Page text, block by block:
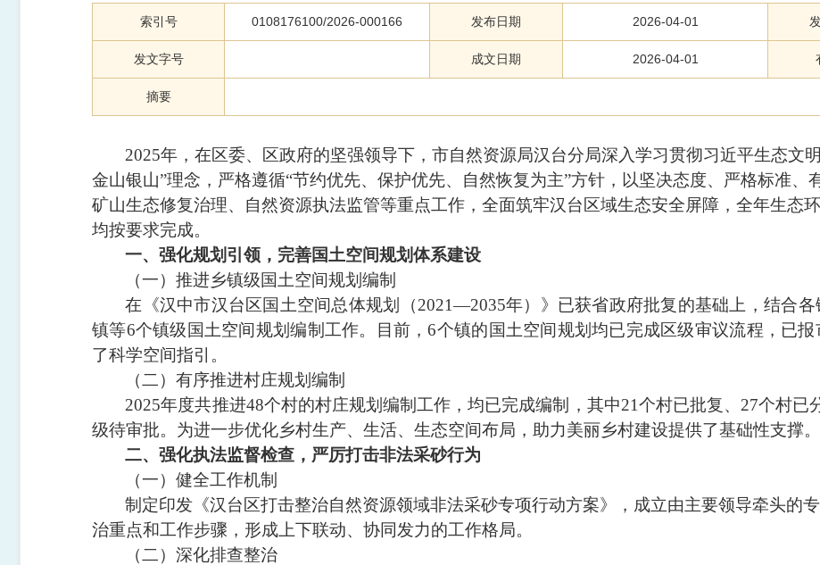
索引号 0108176100/2026-000166 发布日期 2026-04-01
发文字号 成文日期 2026-04-01
摘要
2025年，在区委、区政府的坚强领导下，市自然资源局汉台分局深入学习贯彻习近平生态文
金山银山”理念，严格遵循“节约优先、保护优先、自然恢复为主”方针，以坚决态度、严格标准、
矿山生态修复治理、自然资源执法监管等重点工作，全面筑牢汉台区域生态安全屏障，全年生态
均按要求完成。
一、强化规划引领，完善国土空间规划体系建设
（一）推进乡镇级国土空间规划编制
在《汉中市汉台区国土空间总体规划（2021—2035年）》已获省政府批复的基础上，结合
镇等6个镇级国土空间规划编制工作。目前，6个镇的国土空间规划均已完成区级审议流程，已
了科学空间指引。
（二）有序推进村庄规划编制
2025年度共推进48个村的村庄规划编制工作，均已完成编制，其中21个村已批复、27个村已
级待审批。为进一步优化乡村生产、生活、生态空间布局，助力美丽乡村建设提供了基础性支撑。
二、强化执法监督检查，严厉打击非法采砂行为
（一）健全工作机制
制定印发《汉台区打击整治自然资源领域非法采砂专项行动方案》，成立由主要领导牵头的
治重点和工作步骤，形成上下联动、协同发力的工作格局。
（二）深化排查整治